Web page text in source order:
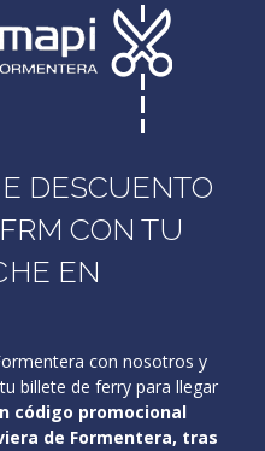
DESCUENTO
CON TU
EN
con nosotros y
billete de ferry para llegar
código promocional
de Formentera, tras